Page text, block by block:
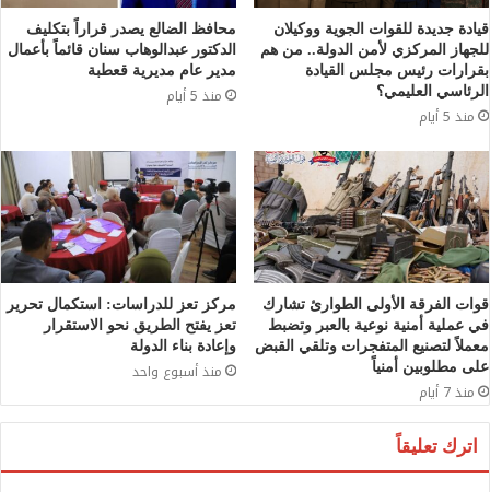
قيادة جديدة للقوات الجوية ووكيلان
للجهاز المركزي لأمن الدولة.. من هم
بقرارات رئيس مجلس القيادة
الرئاسي العليمي؟
منذ 5 أيام
محافظ الضالع يصدر قراراً بتكليف
الدكتور عبدالوهاب سنان قائماً بأعمال
مدير عام مديرية قعطبة
منذ 5 أيام
قوات الفرقة الأولى الطوارئ تشارك
في عملية أمنية نوعية بالعبر وتضبط
معملاً لتصنيع المتفجرات وتلقي القبض
على مطلوبين أمنياً
منذ 7 أيام
مركز تعز للدراسات: استكمال تحرير
تعز يفتح الطريق نحو الاستقرار
وإعادة بناء الدولة
منذ أسبوع واحد
اترك تعليقاً